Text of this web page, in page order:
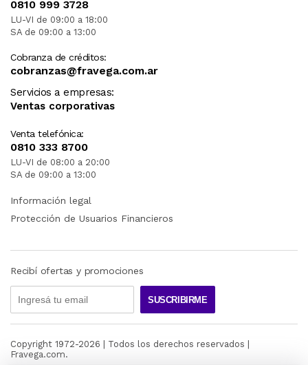
0810 999 3728
LU-VI de 09:00 a 18:00
SA de 09:00 a 13:00
Cobranza de créditos:
cobranzas@fravega.com.ar
Servicios a empresas:
Ventas corporativas
Venta telefónica:
0810 333 8700
LU-VI de 08:00 a 20:00
SA de 09:00 a 13:00
Información legal
Protección de Usuarios Financieros
Recibí ofertas y promociones
SUSCRIBIRME
Copyright 1972-2026 | Todos los derechos reservados |
Fravega.com.